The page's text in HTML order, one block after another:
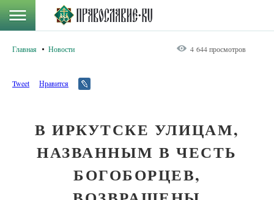
Главная Новости 4 644 просмотров
Tweet Нравится
В ИРКУТСКЕ УЛИЦАМ,
НАЗВАННЫМ В ЧЕСТЬ
БОГОБОРЦЕВ,